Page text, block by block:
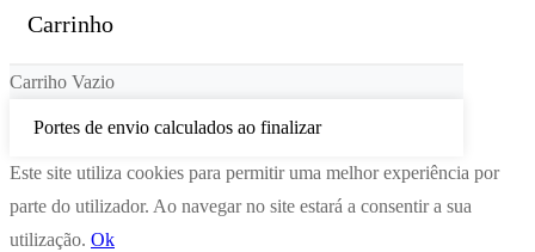
Carrinho
Carriho Vazio
Portes de envio calculados ao finalizar
Este site utiliza cookies para permitir uma melhor experiência por
parte do utilizador. Ao navegar no site estará a consentir a sua
utilização. Ok